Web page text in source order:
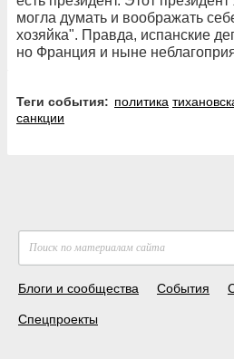
могла думать и воображать
хозяйка". Правда, испанские
но Франция и ныне
Теги события: политика
санкции
Блоги и сообщества События
Спецпроекты